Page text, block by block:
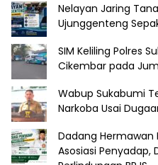
Nelayan Jaring
Ujunggenteng
SIM Keliling Polres
Cikembar pada
Wabup Sukabumi
Narkoba Usai
Dadang Hermawan
Asosiasi Penyadap,